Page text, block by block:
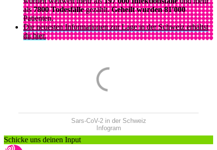
als7800 Todesfällegezählt.Geheilt wurden 81'000
Patienten.
Die neuesten Informationen zur Lage in der Schweiz erhältst
du hier.
Sars-CoV-2 in der Schweiz
Infogram
Schicke uns deinen Input